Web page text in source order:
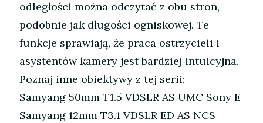
odległości można odczytać z obu stron,
podobnie jak długości ogniskowej. Te
funkcje sprawiają, że praca ostrzycieli i
asystentów kamery jest bardziej intuicyjna.
Poznaj inne obiektywy z tej serii:
Samyang 50mm T1.5 VDSLR AS UMC Sony E
Samyang 12mm T3.1 VDSLR ED AS NCS